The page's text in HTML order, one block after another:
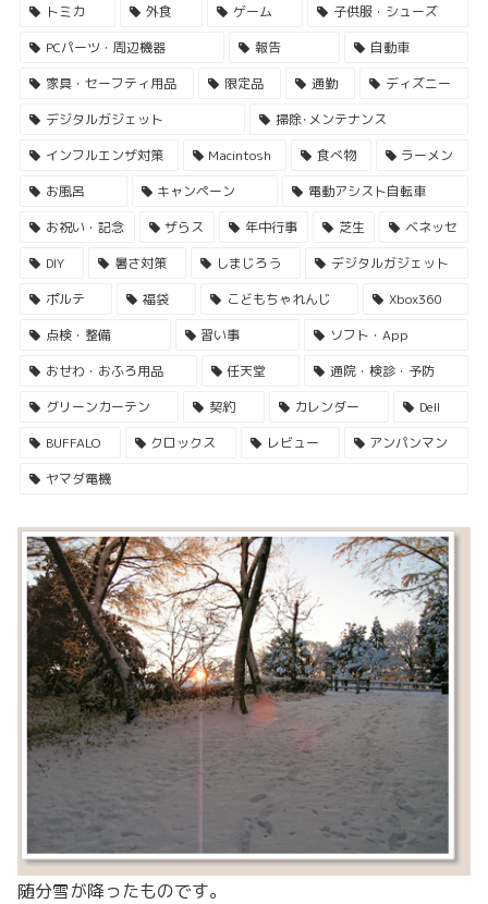
トミカ
外食 ゲーム
子供服・シューズ
PCパーツ・周辺機器
報告
自動車
家具・セーフティ用品
限定品 通勤
ディズニー
デジタルガジェット
掃除･メンテナンス
インフルエンザ対策
Macintosh 食べ物
ラーメン
お風呂
キャンペーン
電動アシスト自転車
お祝い・記念
ザらス 年中行事 芝生
ベネッセ
DIY
暑さ対策 しまじろう
デジタルガジェット
ポルテ
福袋 こどもちゃれんじ
Xbox360
点検・整備
習い事
ソフト・App
おせわ・おふろ用品
任天堂
通院・検診・予防
グリーンカーテン
契約 カレンダー
Dell
BUFFALO
クロックス レビュー
アンパンマン
ヤマダ電機
随分雪が降ったものです。